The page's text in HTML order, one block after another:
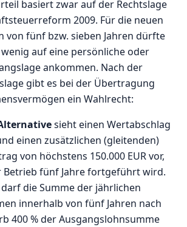
basiert zwar auf der Rechtslage
2009. Für die neuen
von fünf bzw. sieben Jahren dürfte
auf eine persönliche oder
ankommen. Nach der
gibt es bei der Übertragung
ein Wahlrecht:
sieht einen Wertabschlag
einen zusätzlichen (gleitenden)
von höchstens 150.000 EUR vor,
Betrieb fünf Jahre fortgeführt wird.
die Summe der jährlichen
innerhalb von fünf Jahren nach
400 % der Ausgangslohnsumme